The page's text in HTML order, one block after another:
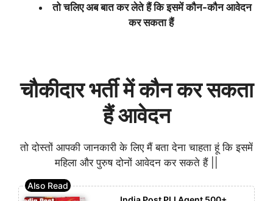
तो चलिए अब बात कर लेते हैं कि इसमें कौन-कौन आवेदन
कर सकता हैं
चौकीदार भर्ती में कौन कर सकता
हैं आवेदन
तो दोस्तों आपकी जानकारी के लिए मैं बता देना चाहता हूं कि इसमें
महिला और पुरुष दोनों आवेदन कर सकते हैं ||